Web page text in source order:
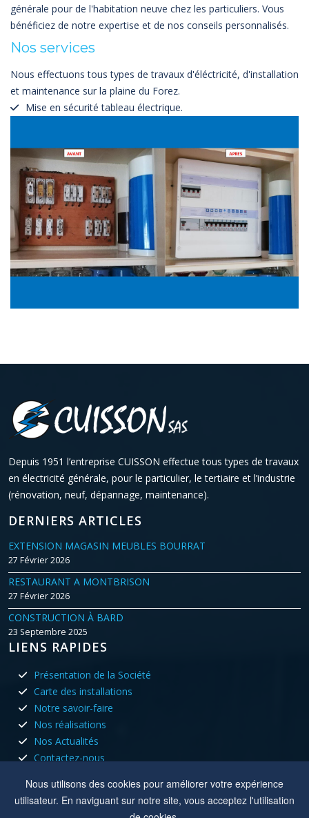
Nous utilisons des cookies pour améliorer votre expérience
utilisateur. En naviguant sur notre site, vous acceptez l'utilisation
générale pour de l'habitation neuve chez les particuliers. Vous
bénéficiez de notre expertise et de nos conseils personnalisés.
Nos services
Nous effectuons tous types de travaux d'éléctricité, d'installation
et maintenance sur la plaine du Forez.
Mise en sécurité tableau électrique.
Depuis 1951 l’entreprise CUISSON effectue tous types de travaux
en électricité générale, pour le particulier, le tertiaire et l’industrie
(rénovation, neuf, dépannage, maintenance).
DERNIERS ARTICLES
EXTENSION MAGASIN MEUBLES BOURRAT
27 Février 2026
RESTAURANT A MONTBRISON
27 Février 2026
CONSTRUCTION À BARD
23 Septembre 2025
LIENS RAPIDES
Présentation de la Société
Carte des installations
Notre savoir-faire
Nos réalisations
Nos Actualités
Contactez-nous
HORAIRES D'OUVERTURE
Nous sommes ouvert tous les jours du lundi au vendredi aux